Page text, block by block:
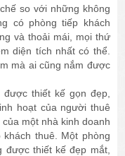
so với những không
có phòng tiếp khách
và thoải mái, mọi thứ
diện tích nhất có thể.
mà ai cũng nắm được
thiết kế gọn đẹp,
hoạt của người thuê
một nhà kinh doanh
thuê. Một phòng
được thiết kế đẹp mắt,